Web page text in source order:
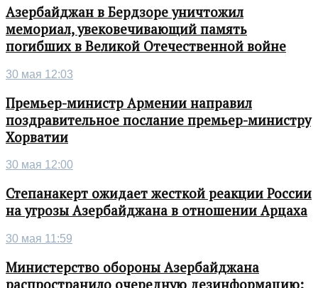
Азербайджан в Бердзоре уничтожил
мемориал, увековечивающий память
погибших в Великой Отечественной войне
30 мая 12:03
Премьер-министр Армении направил
поздравительное послание премьер-министру
Хорватии
30 мая 12:00
Степанакерт ожидает жесткой реакции России
на угрозы Азербайджана в отношении Арцаха
30 мая 11:59
Министерство обороны Азербайджана
распространило очередную дезинформацию: